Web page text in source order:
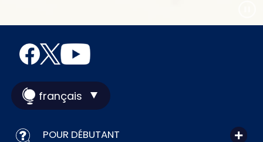
français
POUR DÉBUTANT